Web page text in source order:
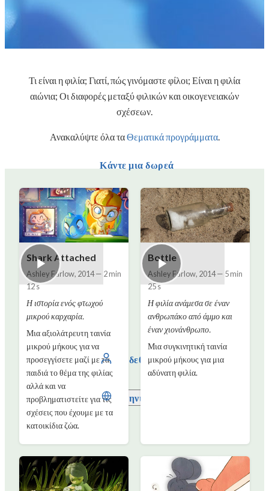
Κάντε μια δωρεά
Συνδεθείτε
Ελληνικά
Τι είναι η φιλία; Γιατί, πώς γινόμαστε φίλοι; Είναι η φιλία
αιώνια; Οι διαφορές μεταξύ φιλικών και οικογενειακών
σχέσεων.
Ανακαλύψτε όλα ταΘεματικά προγράμματα.
Shark Attached
Ashley Farlow, 2014— 2 min
12 s
Η ιστορία ενός φτωχού
μικρού καρχαρία.
Μια αξιολάτρευτη ταινία
μικρού μήκους για να
προσεγγίσετε μαζί με τα
παιδιά το θέμα της φιλίας
αλλά και να
προβληματιστείτε για τις
σχέσεις που έχουμε με τα
κατοικίδια ζώα.
Bottle
Ashley Farlow, 2014— 5 min
25 s
Η φιλία ανάμεσα σε έναν
ανθρωπάκο από άμμο και
έναν χιονάνθρωπο.
Μια συγκινητική ταινία
μικρού μήκους για μια
αδύνατη φιλία.